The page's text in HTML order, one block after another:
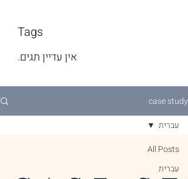
Tags
אין עדיין תגים.
case study
All Posts
עברית
עברית